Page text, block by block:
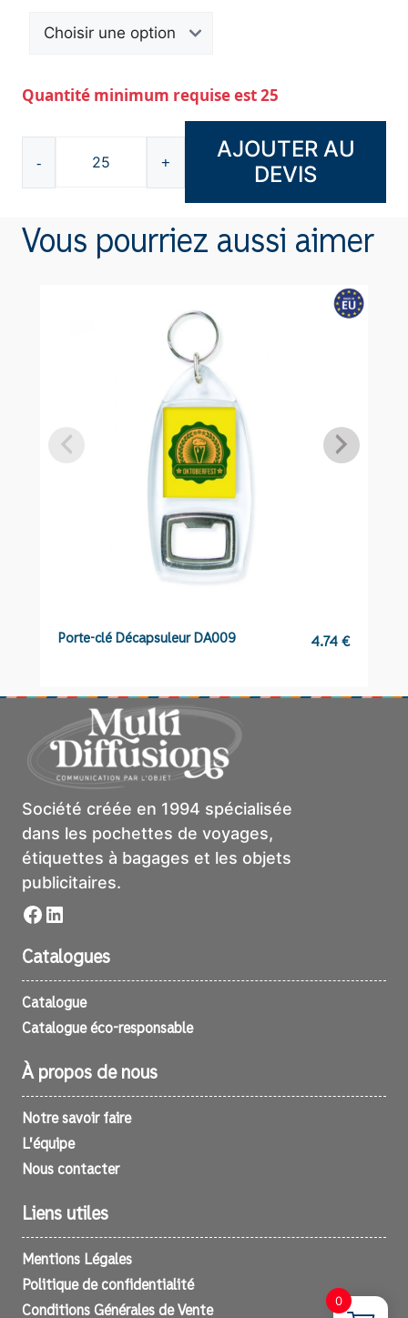
Quantité minimum requise est 25
-
quantité
de
porte-
+
AJOUTER AU
DEVIS
Vous pourriez aussi aimer
Porte-clé Décapsuleur DA009 4.74€
Société créée en 1994 spécialisée
dans les pochettes de voyages,
étiquettes à bagages et les objets
publicitaires.
Facebook
LinkedIn
Catalogues
Catalogue
Catalogue éco-responsable
À propos de nous
Notre savoir faire
L’équipe
Nous contacter
Liens utiles
Mentions Légales
Politique de confidentialité
Conditions Générales de Vente
0